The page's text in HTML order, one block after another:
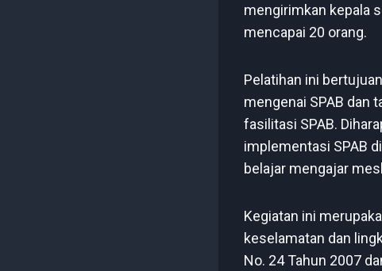
mengirimkan kepala
mencapai 20 orang.
Pelatihan ini
mengenai SPAB dan
fasilitasi SPAB.
implementasi SPAB
belajar mengajar
Kegiatan ini
keselamatan dan
No. 24 Tahun 2007